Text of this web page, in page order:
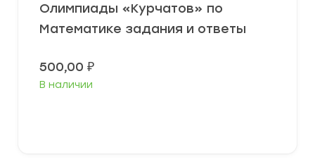
Олимпиады «Курчатов» по
Математике задания и ответы
500,00 ₽
В наличии